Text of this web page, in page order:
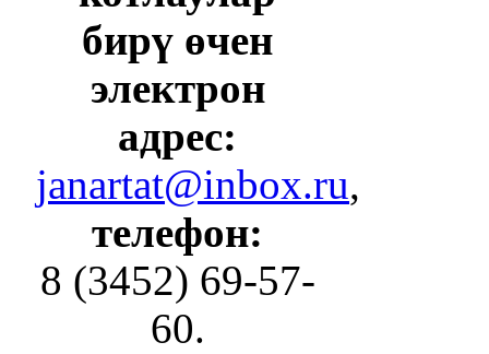
бирү өчен
электрон
адрес:
janartat@inbox.ru,
телефон:
8 (3452) 69-57-
60.